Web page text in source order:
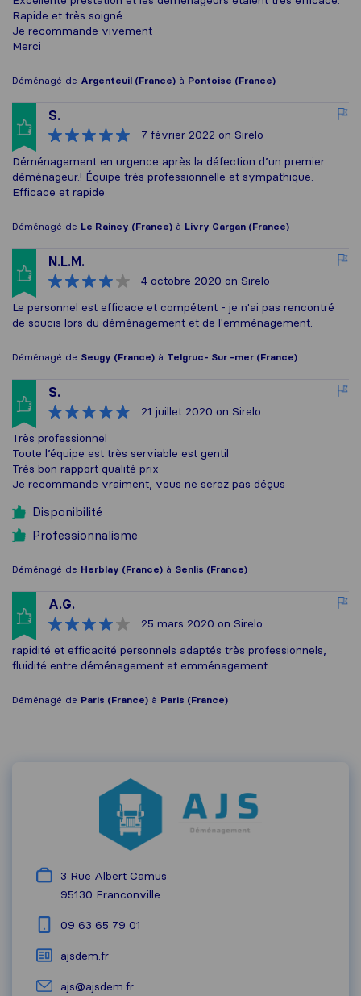
Rapide et très soigné.
Je recommande vivement
Merci
Déménagé de Argenteuil (France) à Pontoise (France)
S.
7 février 2022 on Sirelo
Déménagement en urgence après la défection d’un premier
déménageur.! Équipe très professionnelle et sympathique.
Efficace et rapide
Déménagé de Le Raincy (France) à Livry Gargan (France)
N.L.M.
4 octobre 2020 on Sirelo
Le personnel est efficace et compétent - je n'ai pas rencontré
de soucis lors du déménagement et de l'emménagement.
Déménagé de Seugy (France) à Telgruc- Sur -mer (France)
S.
21 juillet 2020 on Sirelo
Très professionnel
Toute l’équipe est très serviable est gentil
Très bon rapport qualité prix
Je recommande vraiment, vous ne serez pas déçus
Disponibilité
Professionnalisme
Déménagé de Herblay (France) à Senlis (France)
A.G.
25 mars 2020 on Sirelo
rapidité et efficacité personnels adaptés très professionnels,
fluidité entre déménagement et emménagement
Déménagé de Paris (France) à Paris (France)
3 Rue Albert Camus
95130 Franconville
09 63 65 79 01
ajsdem.fr
ajs@ajsdem.fr